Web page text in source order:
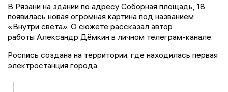
В Рязани на здании по адресу Соборная площадь, 18
появилась новая огромная картина под названием
«Внутри света». О сюжете рассказал автор
работы Александр Дёмкин в личном телеграм-канале.
Роспись создана на территории, где находилась первая
электростанция города.